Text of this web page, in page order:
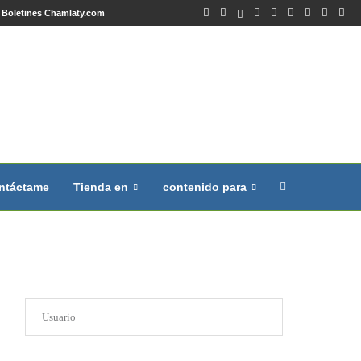
Boletines Chamlaty.com
Tienda en contenido para